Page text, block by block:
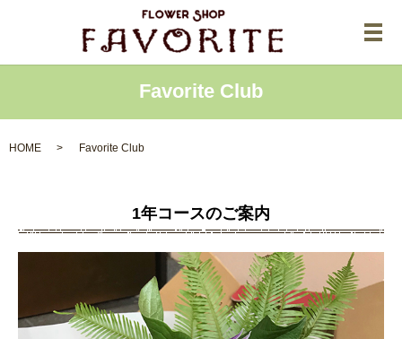
メ
Favorite Club
HOME Favorite Club
1年コースのご案内